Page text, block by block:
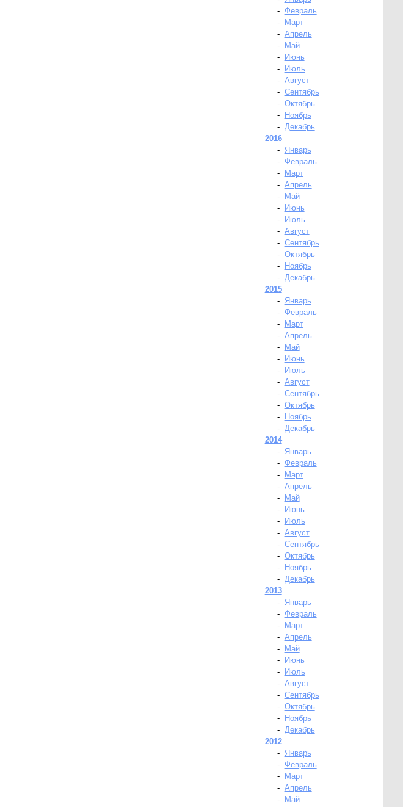
- Февраль
-
Март
- Апрель
-
Май
-
Июнь
-
Июль
- Август
- Сентябрь
- Октябрь
-
Ноябрь
- Декабрь
2016
-
Январь
- Февраль
-
Март
- Апрель
-
Май
-
Июнь
-
Июль
- Август
- Сентябрь
- Октябрь
-
Ноябрь
- Декабрь
2015
-
Январь
- Февраль
-
Март
- Апрель
-
Май
-
Июнь
-
Июль
- Август
- Сентябрь
- Октябрь
-
Ноябрь
- Декабрь
2014
-
Январь
- Февраль
-
Март
- Апрель
-
Май
-
Июнь
-
Июль
- Август
- Сентябрь
- Октябрь
-
Ноябрь
- Декабрь
2013
-
Январь
- Февраль
-
Март
- Апрель
-
Май
-
Июнь
-
Июль
- Август
- Сентябрь
- Октябрь
-
Ноябрь
- Декабрь
2012
-
Январь
- Февраль
-
Март
- Апрель
-
Май